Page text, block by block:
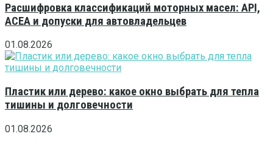
Расшифровка классификаций моторных масел: API,
ACEA и допуски для автовладельцев
01.08.2026
Пластик или дерево: какое окно выбрать для тепла
тишины и долговечности
01.08.2026